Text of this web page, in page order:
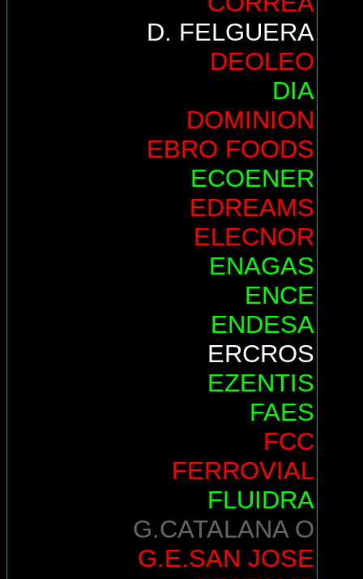
D. FELGUERA
DEOLEO
DIA
DOMINION
EBRO FOODS
ECOENER
EDREAMS
ELECNOR
ENAGAS
ENCE
ENDESA
ERCROS
EZENTIS
FAES
FCC
FERROVIAL
FLUIDRA
G.CATALANA O
G.E.SAN JOSE